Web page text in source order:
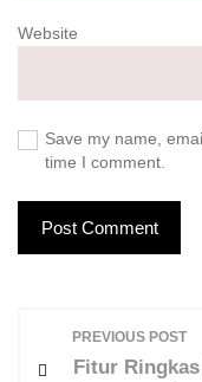
Website
Save my name,
time I comment.
PREVIOUS POST
Fitur